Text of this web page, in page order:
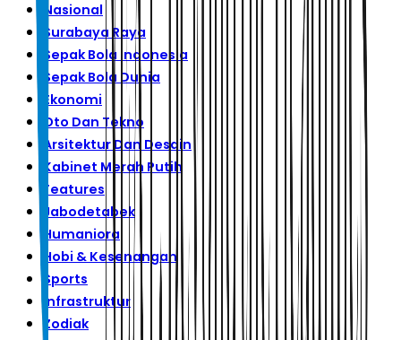
Nasional
Surabaya Raya
Sepak Bola Indonesia
Sepak Bola Dunia
Ekonomi
Oto Dan Tekno
Arsitektur Dan Desain
Kabinet Merah Putih
Features
Jabodetabek
Humaniora
Hobi & Kesenangan
Sports
Infrastruktur
Zodiak